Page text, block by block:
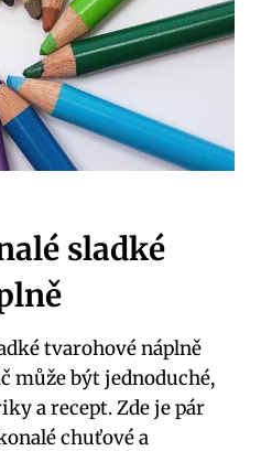
sladké
tvarohové náplně
může být jednoduché,
a recept. Zde je pár
chuťové a